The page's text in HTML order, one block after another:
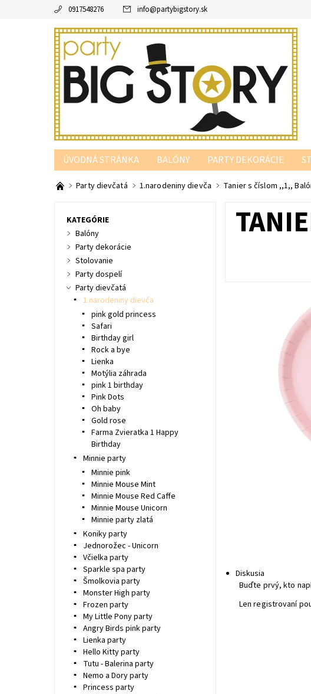
0917548276 info@partybigstory.sk
ÚVODNÁ STRÁNKA BALÓNY PARTY DEKORÁCIE
PARTY PODĽA FARBY
Party dievčatá 1.narodeniny dievča Tanier s číslom ,,1,,
Diskusia
Buďte prvý, kto
Len registrovaní
KATEGÓRIE
Balóny
Party dekorácie
Stolovanie
Party dospelí
Party dievčatá
1.narodeniny dievča
pink gold princess
Safari
Birthday girl
Rock a bye
Lienka
Motýlia záhrada
pink 1 birthday
Pink Dots
Oh baby
Gold rose
Farma Zvieratka 1 Happy
Birthday
Minnie party
Minnie pink
Minnie Mouse Mint
Minnie Mouse Red Caffe
Minnie Mouse Unicorn
Minnie party zlatá
Koniky party
Jednorožec - Unicorn
Včielka party
Sparkle spa party
Šmolkovia party
Monster High party
Frozen party
My Little Pony party
Angry Birds pink party
Lienka party
Hello Kitty party
Tutu - Balerina party
Nemo a Dory party
Princess party